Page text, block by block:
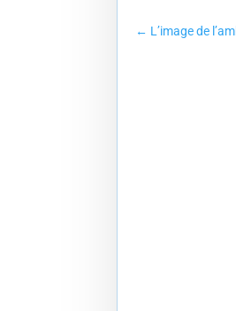
← L’image de